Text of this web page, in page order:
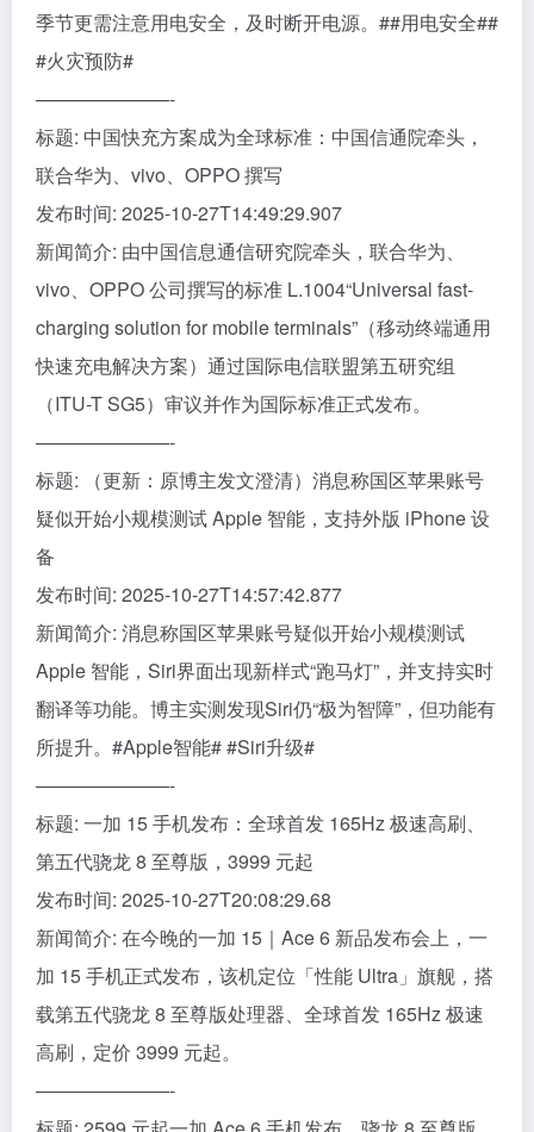
季节更需注意用电安全，及时断开电源。##用电安全##
#火灾预防#
———————-
标题: 中国快充方案成为全球标准：中国信通院牵头，
联合华为、vivo、OPPO 撰写
发布时间: 2025-10-27T14:49:29.907
新闻简介: 由中国信息通信研究院牵头，联合华为、
vivo、OPPO 公司撰写的标准 L.1004“Universal fast-
charging solution for mobile terminals”（移动终端通用
快速充电解决方案）通过国际电信联盟第五研究组
（ITU-T SG5）审议并作为国际标准正式发布。
———————-
标题: （更新：原博主发文澄清）消息称国区苹果账号
疑似开始小规模测试 Apple 智能，支持外版 iPhone 设
备
发布时间: 2025-10-27T14:57:42.877
新闻简介: 消息称国区苹果账号疑似开始小规模测试
Apple 智能，Siri界面出现新样式“跑马灯”，并支持实时
翻译等功能。博主实测发现Siri仍“极为智障”，但功能有
所提升。#Apple智能# #Siri升级#
———————-
标题: 一加 15 手机发布：全球首发 165Hz 极速高刷、
第五代骁龙 8 至尊版，3999 元起
发布时间: 2025-10-27T20:08:29.68
新闻简介: 在今晚的一加 15｜Ace 6 新品发布会上，一
加 15 手机正式发布，该机定位「性能 Ultra」旗舰，搭
载第五代骁龙 8 至尊版处理器、全球首发 165Hz 极速
高刷，定价 3999 元起。
———————-